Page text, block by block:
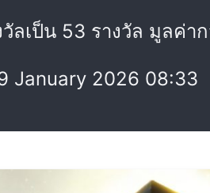
ลเป็น 53 รางวัล มูลค่า
January 2026 08:33